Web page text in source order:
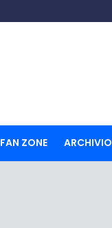
FAN ZONE ARCHIVIO